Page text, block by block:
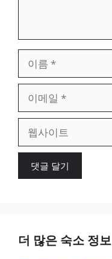
일
이
더 많은 숙소 정보